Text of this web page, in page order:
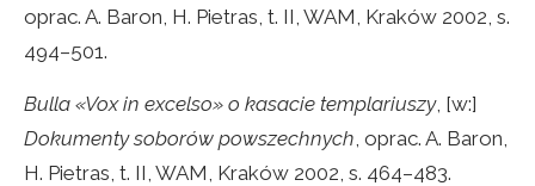
oprac. A. Baron, H. Pietras, t. II, WAM, Kraków 2002, s.
494–501.
Bulla «Vox in excelso» o kasacie templariuszy, [w:]
Dokumenty soborów powszechnych , oprac. A. Baron,
H. Pietras, t. II, WAM, Kraków 2002, s. 464–483.